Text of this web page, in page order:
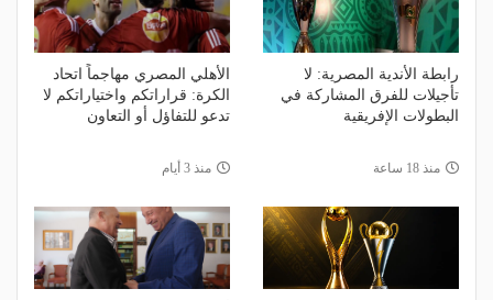
رابطة الأندية المصرية: لا
تأجيلات للفرق المشاركة في
البطولات الإفريقية
منذ 18 ساعة
الأهلي المصري مهاجماً اتحاد
الكرة: قراراتكم واختياراتكم لا
تدعو للتفاؤل أو التعاون
منذ 3 أيام